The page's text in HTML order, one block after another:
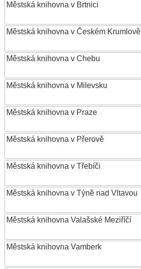
Městská knihovna v Brtnici
Městská knihovna v Českém Krumlově
Městská knihovna v Chebu
Městská knihovna v Milevsku
Městská knihovna v Praze
Městská knihovna v Přerově
Městská knihovna v Třebíči
Městská knihovna v Týně nad Vltavou
Městská knihovna Valašské Meziříčí
Městská knihovna Vamberk